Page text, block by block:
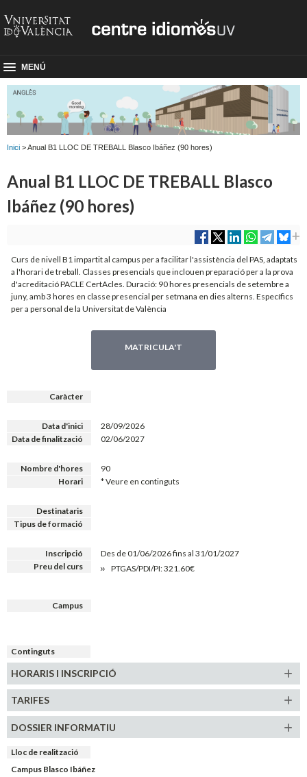
MENÚ
Inici > Anual B1 LLOC DE TREBALL Blasco Ibáñez (90 hores)
Anual B1 LLOC DE TREBALL Blasco
Ibáñez (90 hores)
Curs de nivell B1 impartit al campus per a facilitar l'assistència del PAS, adaptats
a l'horari de treball. Classes presencials que inclouen preparació per a la prova
d'acreditació PACLE CertAcles. Duració: 90 hores presencials de setembre a
juny, amb 3 hores en classe presencial per setmana en dies alterns. Específics
per a personal de la Universitat de València
MATRICULA'T
Caràcter
Data d'inici
28/09/2026
Data de finalització
02/06/2027
Nombre d'hores
90
Horari
* Veure en continguts
Destinataris
Tipus de formació
Inscripció
Des de 01/06/2026 fins al 31/01/2027
Preu del curs
PTGAS/PDI/PI: 321.60€
Campus
Continguts
HORARIS I INSCRIPCIÓ
TARIFES
DOSSIER INFORMATIU
Lloc de realització
Campus Blasco Ibáñez